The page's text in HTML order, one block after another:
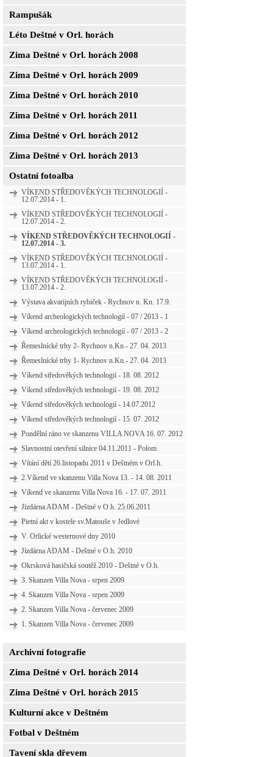
Rampušák
Léto Deštné v Orl. horách
Zima Deštné v Orl. horách 2008
Zima Deštné v Orl. horách 2009
Zima Deštné v Orl. horách 2010
Zima Deštné v Orl. horách 2011
Zima Deštné v Orl. horách 2012
Zima Deštné v Orl. horách 2013
Ostatní fotoalba
VÍKEND STŘEDOVĚKÝCH TECHNOLOGIÍ -
12.07.2014 - 1.
VÍKEND STŘEDOVĚKÝCH TECHNOLOGIÍ -
12.07.2014 - 2.
VÍKEND STŘEDOVĚKÝCH TECHNOLOGIÍ -
12.07.2014 - 3.
VÍKEND STŘEDOVĚKÝCH TECHNOLOGIÍ -
13.07.2014 - 1.
VÍKEND STŘEDOVĚKÝCH TECHNOLOGIÍ -
13.07.2014 - 2.
Výstava akvarijních rybiček - Rychnov n. Kn. 17.9.
Víkend archeologických technologií - 07 / 2013 - 1
Víkend archeologických technologií - 07 / 2013 - 2
Řemeslnícké trhy 2- Rychnov n.Kn.- 27. 04. 2013
Řemeslnícké trhy 1- Rychnov n.Kn.- 27. 04. 2013
Víkend středověkých technologií - 18. 08. 2012
Víkend středověkých technologií - 19. 08. 2012
Víkend středověkých technologií - 14.07.2012
Víkend středověkých technologií - 15. 07. 2012
Pondělní ráno ve skanzenu VILLA NOVA 16. 07. 2012
Slavnostní otevření silnice 04.11.2011 - Polom
Vítání dětí 26.listopadu 2011 v Deštném v Orl.h.
2.Víkend ve skanzenu Villa Nova 13. - 14. 08. 2011
Víkend ve skanzenu Villa Nova 16. - 17. 07. 2011
Jízdárna ADAM - Deštné v O.h. 25.06.2011
Pietní akt v kostele sv.Matouše v Jedlové
V. Orlické westernové dny 2010
Jízdárna ADAM - Deštné v O.h. 2010
Okrsková hasičská soutěž 2010 - Deštné v O.h.
3. Skanzen Villa Nova - srpen 2009
4. Skanzen Villa Nova - srpen 2009
2. Skanzen Villa Nova - červenec 2009
1. Skanzen Villa Nova - červenec 2009
Archivní fotografie
Zima Deštné v Orl. horách 2014
Zima Deštné v Orl. horách 2015
Kulturní akce v Deštném
Fotbal v Deštném
Tavení skla dřevem